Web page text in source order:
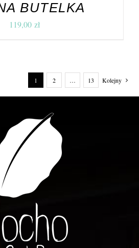
BUTELKA
119,00 zł
1 2 … 13 Kolejny